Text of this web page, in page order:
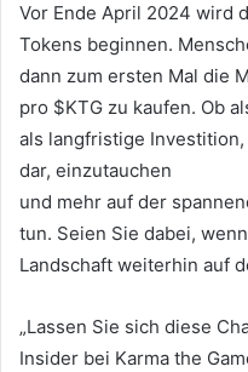
Vor Ende April 2024 wird
Tokens beginnen.
dann zum ersten Mal die
pro $KTG zu kaufen. Ob
als langfristige
dar, einzutauchen
und mehr auf der
tun. Seien Sie dabei,
Landschaft weiterhin auf
„Lassen Sie sich diese
Insider bei Karma the